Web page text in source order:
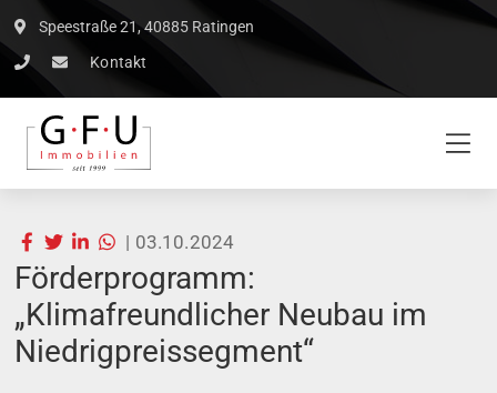
Speestraße 21, 40885 Ratingen
Kontakt
| 03.10.2024
Förderprogramm:
„Klimafreundlicher Neubau im
Niedrigpreissegment“